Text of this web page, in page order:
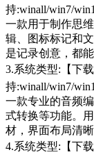
持:winall/win7/
一款用于制作思
辑、图标标记和
是记录创意，都
3.系统类型:【下
持:winall/win7/
一款专业的音频
式转换等功能。
材，界面布局清
4.系统类型:【下